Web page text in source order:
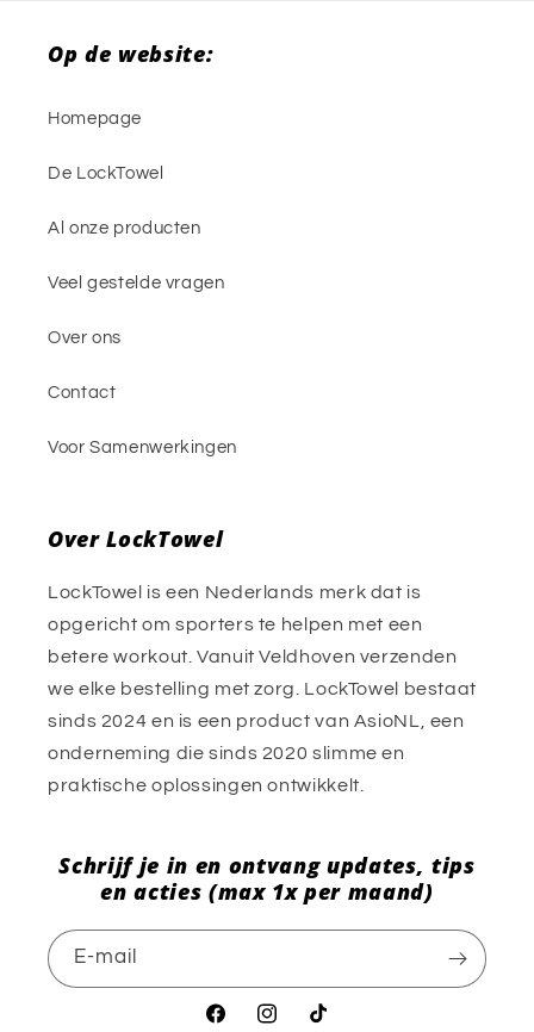
Op de website:
Homepage
De LockTowel
Al onze producten
Veel gestelde vragen
Over ons
Contact
Voor Samenwerkingen
Over LockTowel
LockTowel is een Nederlands merk dat is
opgericht om sporters te helpen met een
betere workout. Vanuit Veldhoven verzenden
we elke bestelling met zorg. LockTowel bestaat
sinds 2024 en is een product van AsioNL, een
onderneming die sinds 2020 slimme en
praktische oplossingen ontwikkelt.
Schrijf je in en ontvang updates, tips
en acties (max 1x per maand)
E‑mail
FacebookInstagram
TikTok